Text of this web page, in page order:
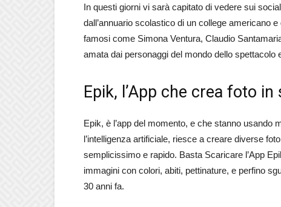
In questi giorni vi sarà capitato di vedere sui
dall’annuario scolastico di un college americano
famosi come Simona Ventura, Claudio
amata dai personaggi del mondo dello spettacolo
Epik, l’App che crea foto
Epik, è l’app del momento, e che stanno
l’intelligenza artificiale, riesce a creare diverse
semplicissimo e rapido. Basta Scaricare l’App
immagini con colori, abiti, pettinature, e perfino
30 anni fa.